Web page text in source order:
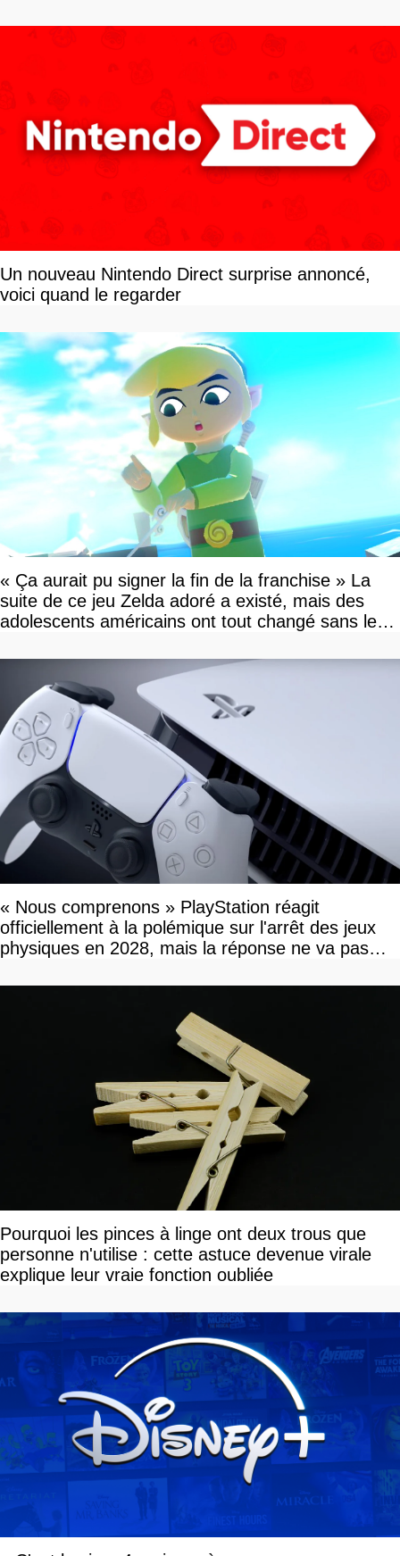
Un nouveau Nintendo Direct surprise annoncé,
voici quand le regarder
« Ça aurait pu signer la fin de la franchise » La
suite de ce jeu Zelda adoré a existé, mais des
adolescents américains ont tout changé sans le
« Nous comprenons » PlayStation réagit
officiellement à la polémique sur l'arrêt des jeux
physiques en 2028, mais la réponse ne va pas
Pourquoi les pinces à linge ont deux trous que
personne n'utilise : cette astuce devenue virale
explique leur vraie fonction oubliée